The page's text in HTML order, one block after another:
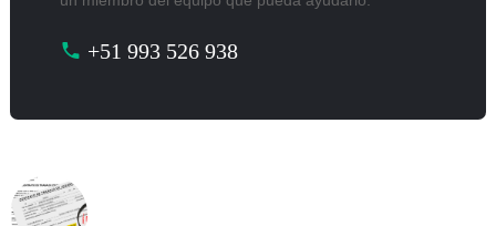
+51 993 526 938